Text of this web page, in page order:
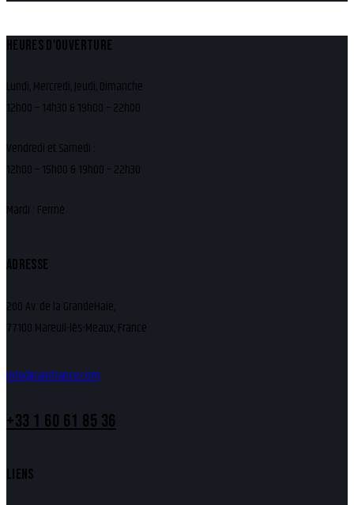
HEURES D'OUVERTURE
Lundi, Mercredi, Jeudi, Dimanche
12h00 – 14h30 & 19h00 – 22h00
Vendredi et Samedi :
12h00 – 15h00 & 19h00 – 22h30
Mardi : Fermé
ADRESSE
200 Av. de la GrandeHaie,
77100 Mareuil-lès-Meaux, France
info@ranifrance.com
+33 1 60 61 85 36
LIENS